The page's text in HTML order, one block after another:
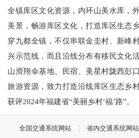
全镇库区文化资源，内环山美水库，
美景，畅游库区文化，打造库区生态
穿九都全镇，不仅串联金圭村、新峰
兴示范线，而且沿线分布有移民文化
山滑翔伞基地、民宿、美星村陇西彭
旅游资源，致力打造沿线库区生态乡
获评2024年福建省“美丽乡村‘福’路”。
全国交通系统网站 省内交通系统网站